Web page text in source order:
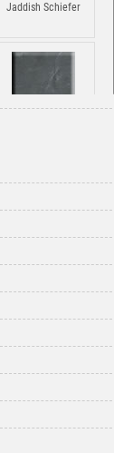
Jaddish Schiefer